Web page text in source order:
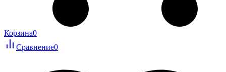
Корзина0
Сравнение0